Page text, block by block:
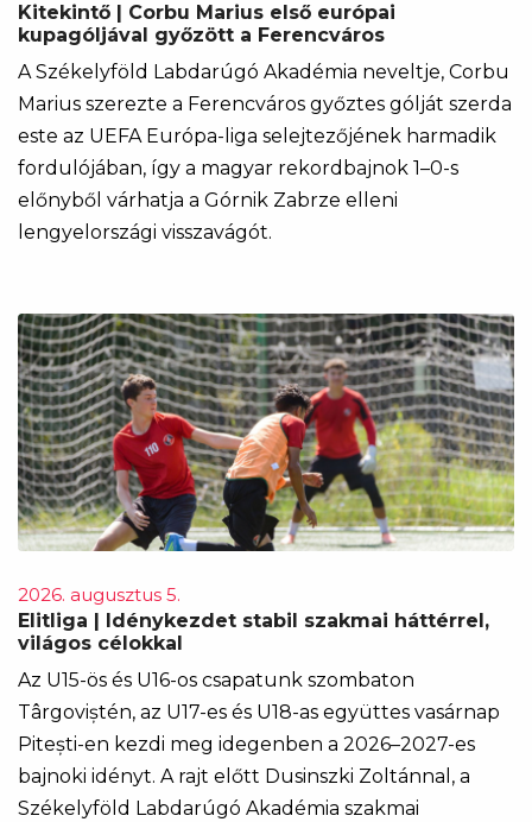
Kitekintő | Corbu Marius első európai
kupagóljával győzött a Ferencváros
A Székelyföld Labdarúgó Akadémia neveltje, Corbu
Marius szerezte a Ferencváros győztes gólját szerda
este az UEFA Európa-liga selejtezőjének harmadik
fordulójában, így a magyar rekordbajnok 1–0-s
előnyből várhatja a Górnik Zabrze elleni
lengyelországi visszavágót.
2026. augusztus 5.
Elitliga | Idénykezdet stabil szakmai háttérrel,
világos célokkal
Az U15-ös és U16-os csapatunk szombaton
Târgoviștén, az U17-es és U18-as együttes vasárnap
Pitești-en kezdi meg idegenben a 2026–2027-es
bajnoki idényt. A rajt előtt Dusinszki Zoltánnal, a
Székelyföld Labdarúgó Akadémia szakmai